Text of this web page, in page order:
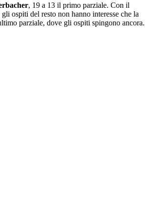
, 19 a 13 il primo parziale. Con il
ospiti del resto non hanno interesse che la
parziale, dove gli ospiti spingono ancora.